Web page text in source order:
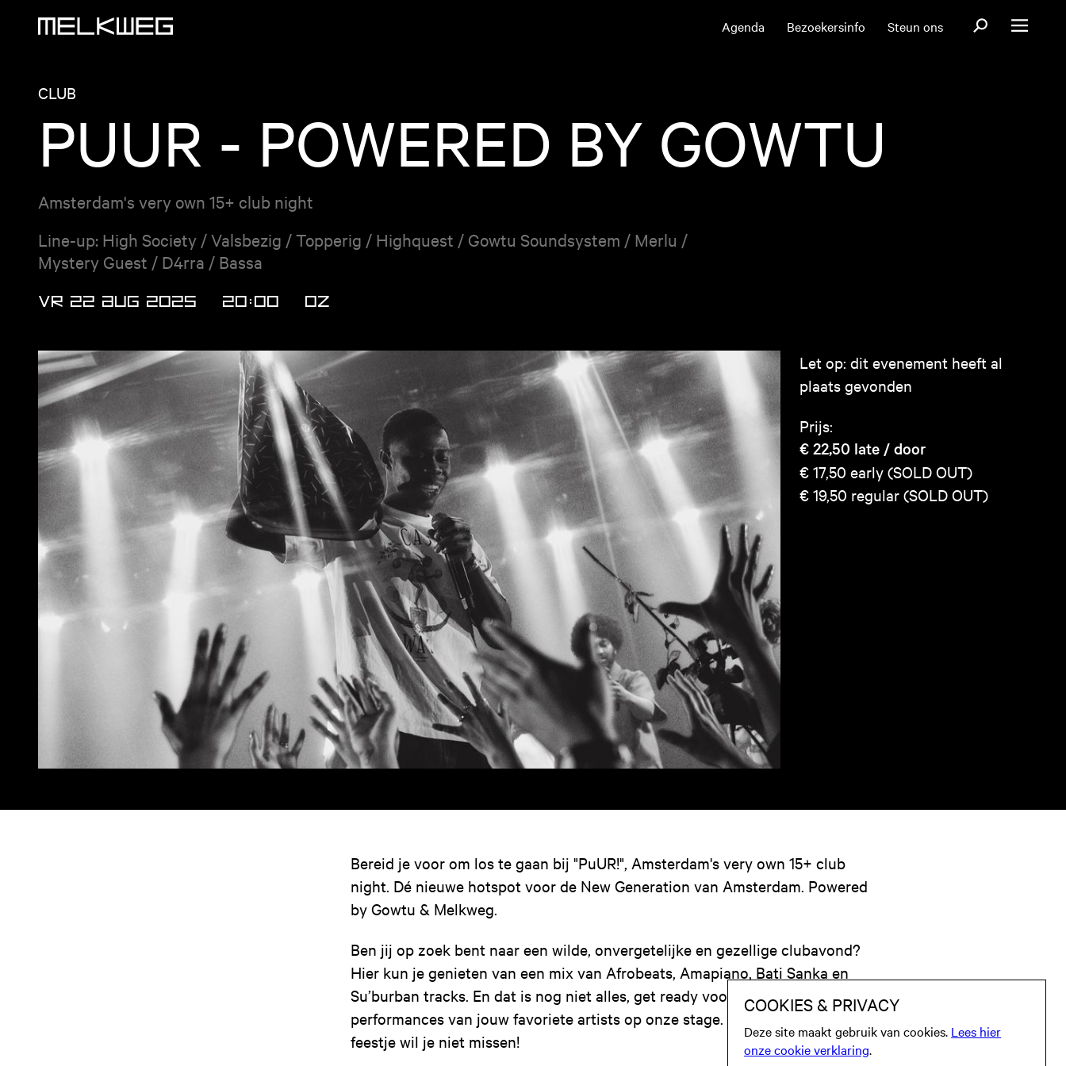
Agenda Bezoekersinfo Steun ons OpenOpen menu
CLUB
PUUR - POWERED BY GOWTU
Amsterdam's very own 15+ club night
Line-up: High Society / Valsbezig / Topperig / Highquest / Gowtu Soundsystem / Merlu /
Mystery Guest / D4rra / Bassa
VR 22 AUG 2025 20:00 OZ
Let op: dit evenement heeft al
plaats gevonden
Prijs:
€ 22,50 late / door
€ 17,50 early (SOLD OUT)
€ 19,50 regular (SOLD OUT)
Bereid je voor om los te gaan bij "PuUR!", Amsterdam's very own 15+ club
night. Dé nieuwe hotspot voor de New Generation van Amsterdam. Powered
by Gowtu & Melkweg.
Ben jij op zoek bent naar een wilde, onvergetelijke en gezellige clubavond?
Hier kun je genieten van een mix van Afrobeats, Amapiano, Bati Sanka en
Su’burban tracks. En dat is nog niet alles, get ready voor top-notch
performances van jouw favoriete artists op onze stage. Vertrouw ons, dit
feestje wil je niet missen!